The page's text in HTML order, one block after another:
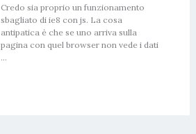
Credo sia proprio un funzionamento
sbagliato di ie8 con js. La cosa
antipatica è che se uno arriva sulla
pagina con quel browser non vede i dati
…